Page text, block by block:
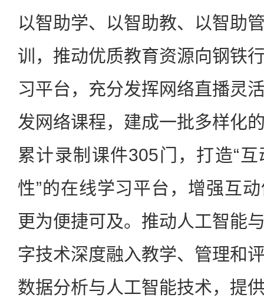
以智助学、以智助教、以智助
训，推动优质教育资源向钢铁
习平台，充分发挥网络直播灵
发网络课程，建成一批多样化
累计录制课件305门，打造“
性”的在线学习平台，增强互
更为便捷可及。推动人工智能
字技术深度融入教学、管理和
数据分析与人工智能技术，提